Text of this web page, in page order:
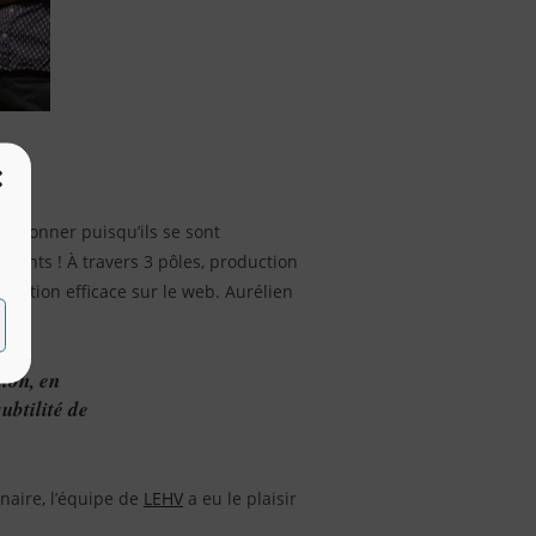
puisqu’ils se sont
! À travers 3 pôles, production
efficace sur le web. Aurélien
en
de
l’équipe de LEHV a eu le plaisir